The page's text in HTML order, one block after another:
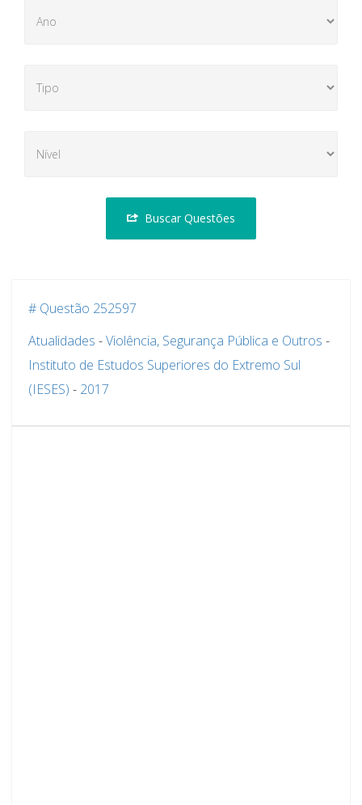
Buscar Questões
# Questão 252597
Atualidades -Violência, Segurança Pública e Outros -
Instituto de Estudos Superiores do Extremo Sul
(IESES) - 2017